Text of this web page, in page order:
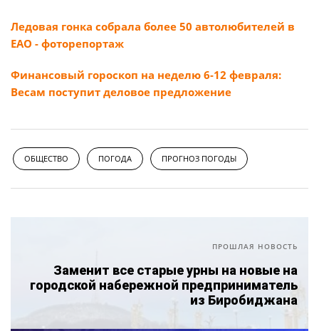
Ледовая гонка собрала более 50 автолюбителей в
ЕАО - фоторепортаж
Финансовый гороскоп на неделю 6-12 февраля:
Весам поступит деловое предложение
ОБЩЕСТВО ПОГОДА ПРОГНОЗ ПОГОДЫ
ПРОШЛАЯ НОВОСТЬ
Заменит все старые урны на новые на
городской набережной предприниматель
из Биробиджана